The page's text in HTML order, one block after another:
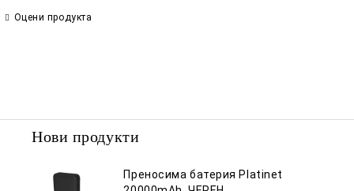
Оцени продукта
Нови продукти
Преносима батерия Platinet